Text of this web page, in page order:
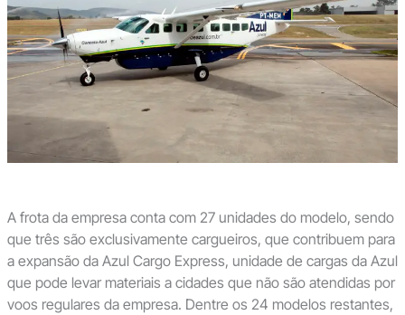
A frota da empresa conta com 27 unidades do modelo, sendo
que três são exclusivamente cargueiros, que contribuem para
a expansão da Azul Cargo Express, unidade de cargas da Azul
que pode levar materiais a cidades que não são atendidas por
voos regulares da empresa. Dentre os 24 modelos restantes,